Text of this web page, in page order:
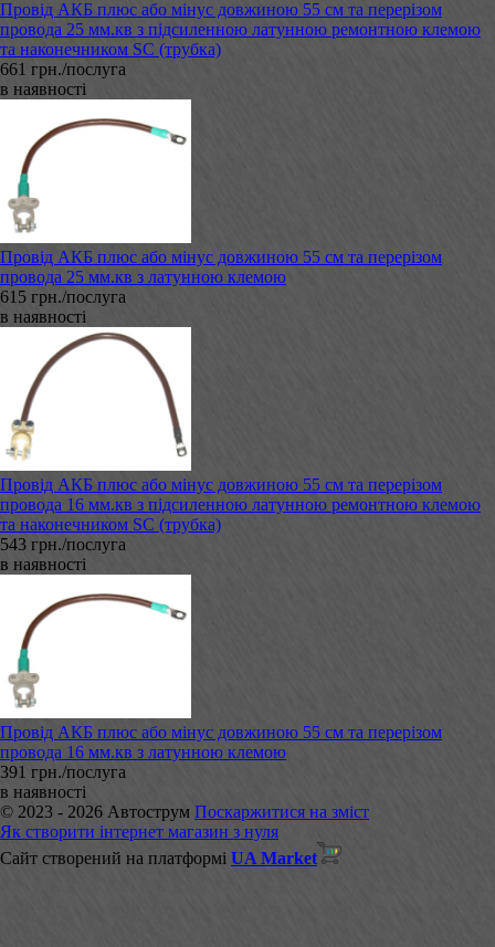
Провід АКБ плюс або мінус довжиною 55 см та перерізом
провода 25 мм.кв з підсиленною латунною ремонтною клемою
та наконечником SC (трубка)
661 грн./послуга
в наявності
Провід АКБ плюс або мінус довжиною 55 см та перерізом
провода 25 мм.кв з латунною клемою
615 грн./послуга
в наявності
Провід АКБ плюс або мінус довжиною 55 см та перерізом
провода 16 мм.кв з підсиленною латунною ремонтною клемою
та наконечником SC (трубка)
543 грн./послуга
в наявності
Провід АКБ плюс або мінус довжиною 55 см та перерізом
провода 16 мм.кв з латунною клемою
391 грн./послуга
в наявності
© 2023 - 2026 Автострум Поскаржитися на зміст
Як створити інтернет магазин з нуля
Сайт створений на платформі UA Market